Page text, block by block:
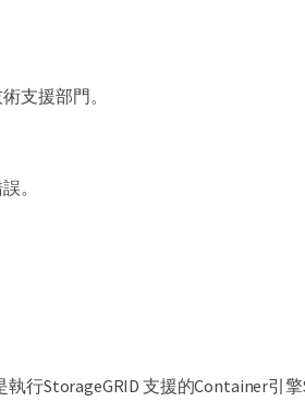
支援部門。
。
行StorageGRID 支援的Container引擎